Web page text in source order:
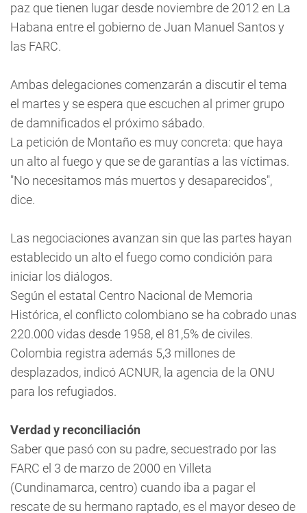
paz que tienen lugar desde noviembre de 2012 en La
Habana entre el gobierno de Juan Manuel Santos y
las FARC.
Ambas delegaciones comenzarán a discutir el tema
el martes y se espera que escuchen al primer grupo
de damnificados el próximo sábado.
La petición de Montaño es muy concreta: que haya
un alto al fuego y que se de garantías a las víctimas.
"No necesitamos más muertos y desaparecidos",
dice.
Las negociaciones avanzan sin que las partes hayan
establecido un alto el fuego como condición para
iniciar los diálogos.
Según el estatal Centro Nacional de Memoria
Histórica, el conflicto colombiano se ha cobrado unas
220.000 vidas desde 1958, el 81,5% de civiles.
Colombia registra además 5,3 millones de
desplazados, indicó ACNUR, la agencia de la ONU
para los refugiados.
Verdad y reconciliación
Saber que pasó con su padre, secuestrado por las
FARC el 3 de marzo de 2000 en Villeta
(Cundinamarca, centro) cuando iba a pagar el
rescate de su hermano raptado, es el mayor deseo de